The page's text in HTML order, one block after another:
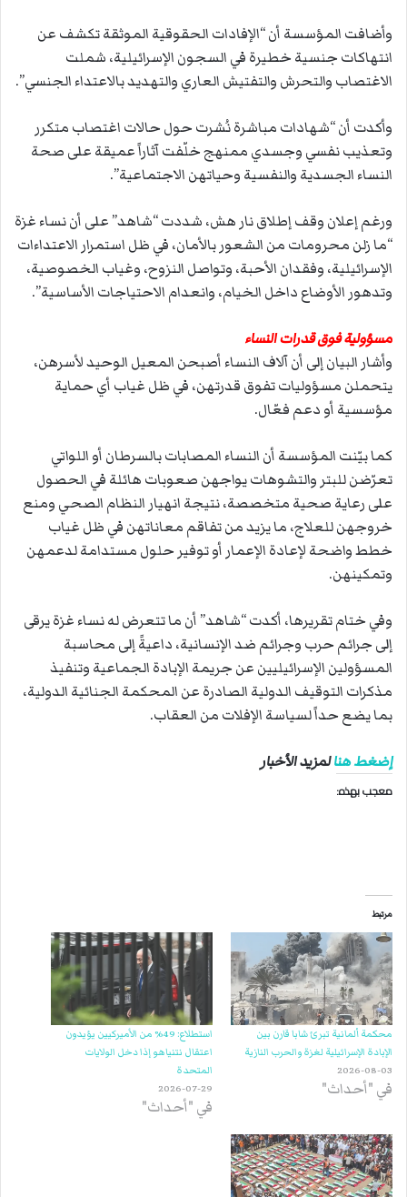
وأضافت المؤسسة أن “الإفادات الحقوقية الموثقة تكشف عن
انتهاكات جنسية خطيرة في السجون الإسرائيلية، شملت
الاغتصاب والتحرش والتفتيش العاري والتهديد بالاعتداء الجنسي”.
وأكدت أن “شهادات مباشرة نُشرت حول حالات اغتصاب متكرر
وتعذيب نفسي وجسدي ممنهج خلّفت آثاراً عميقة على صحة
النساء الجسدية والنفسية وحياتهن الاجتماعية”.
ورغم إعلان وقف إطلاق نار هش، شددت “شاهد” على أن نساء غزة
“ما زلن محرومات من الشعور بالأمان، في ظل استمرار الاعتداءات
الإسرائيلية، وفقدان الأحبة، وتواصل النزوح، وغياب الخصوصية،
وتدهور الأوضاع داخل الخيام، وانعدام الاحتياجات الأساسية”.
مسؤولية فوق قدرات النساء
وأشار البيان إلى أن آلاف النساء أصبحن المعيل الوحيد لأسرهن،
يتحملن مسؤوليات تفوق قدرتهن، في ظل غياب أي حماية
مؤسسية أو دعم فعّال.
كما بيّنت المؤسسة أن النساء المصابات بالسرطان أو اللواتي
تعرّضن للبتر والتشوهات يواجهن صعوبات هائلة في الحصول
على رعاية صحية متخصصة، نتيجة انهيار النظام الصحي ومنع
خروجهن للعلاج، ما يزيد من تفاقم معاناتهن في ظل غياب
خطط واضحة لإعادة الإعمار أو توفير حلول مستدامة لدعمهن
وتمكينهن.
وفي ختام تقريرها، أكدت “شاهد” أن ما تتعرض له نساء غزة يرقى
إلى جرائم حرب وجرائم ضد الإنسانية، داعيةً إلى محاسبة
المسؤولين الإسرائيليين عن جريمة الإبادة الجماعية وتنفيذ
مذكرات التوقيف الدولية الصادرة عن المحكمة الجنائية الدولية،
بما يضع حداً لسياسة الإفلات من العقاب.
إضغط هنالمزيد الأخبار
معجب بهذه:
مرتبط
محكمة ألمانية تبرئ شابا قارن بين
الإبادة الإسرائيلية لغزة والحرب النازية
2026-08-03
في "أحداث"
استطلاع: 49% من الأميركيين يؤيدون
اعتقال نتنياهو إذا دخل الولايات
المتحدة
2026-07-29
في "أحداث"